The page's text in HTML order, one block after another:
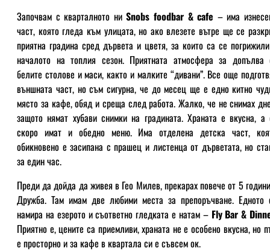
Започвам с кварталното ниSnobs foodbar & cafe – има
част, която гледа към улицата, но ако влезете вътре ще се
приятна градина сред дървета и цветя, за които са се
началото на топлия сезон. Приятната атмосфера за допълва
белите столове и маси, както и малките “дивани”. Все още
външната част, но съм сигурна, че до месец ще е едно китно
място за кафе, обяд и среща след работа. Жалко, че не снимах
защото нямат хубави снимки на градината. Храната е вкусна, а
скоро имат и обедно меню. Има отделена детска част,
обикновено е засипана с прашец и листенца от дърветата, но
за един час.
Преди да дойда да живея в Гео Милев, прекарах повече от 5
Дружба. Там имам две любими места за препоръчване. Едното
намира на езерото и съответно гледката е натам – Fly Bar &
Приятно е, цените са приемливи, храната не е особено вкусна, но
е просторно и за кафе в квартала си е съвсем ок.